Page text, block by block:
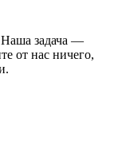
задача —
от нас ничего,